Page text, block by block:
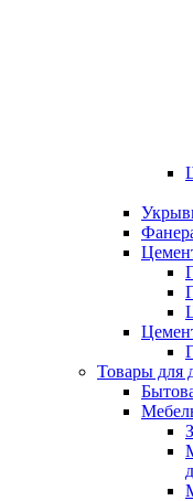
Товары для